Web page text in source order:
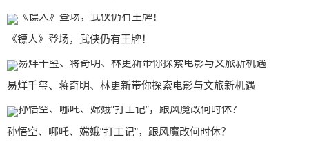
《镖人》登场，武侠仍有王牌！
易烊千玺、蒋奇明、林更新带你探索电影与文旅新机遇
孙悟空、哪吒、嫦娥“打工记”，跟风魔改何时休？